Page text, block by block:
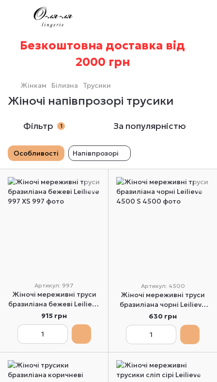
Безкоштовна доставка від
2000 грн
Жінкам Білизна Трусики
Жіночі напівпрозорі трусики
Фільтр 1 За популярністю
Особливості Напівпрозорі
Артикул: 997
Жіночі мереживні труси
бразиліана бежеві Leilieve
997 XS
915 грн
Артикул: 4500
Жіночі мереживні труси
бразиліана чорні Leilieve
4500 S
630 грн